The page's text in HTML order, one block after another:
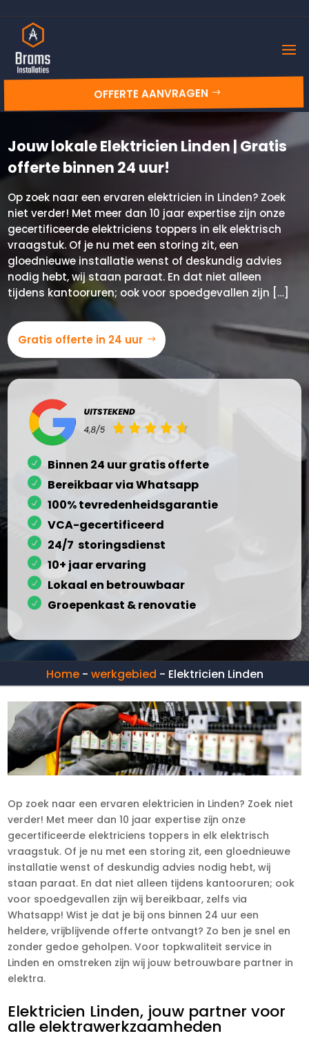
OFFERTE AANVRAGEN
Jouw lokale Elektricien Linden | Gratis
offerte binnen 24 uur!
Op zoek naar een ervaren elektricien in Linden? Zoek
niet verder! Met meer dan 10 jaar expertise zijn onze
gecertificeerde elektriciens toppers in elk elektrisch
vraagstuk. Of je nu met een storing zit, een
gloednieuwe installatie wenst of deskundig advies
nodig hebt, wij staan paraat. En dat niet alleen
tijdens kantooruren; ook voor spoedgevallen zijn […]
Gratis offerte in 24 uur
Binnen 24 uur gratis offerte
Bereikbaar via Whatsapp
100% tevredenheidsgarantie
VCA-gecertificeerd
24/7 storingsdienst
10+ jaar ervaring
Lokaal en betrouwbaar
Groepenkast & renovatie
Home- werkgebied - Elektricien Linden
Op zoek naar een ervaren elektricien in Linden? Zoek niet
verder! Met meer dan 10 jaar expertise zijn onze
gecertificeerde elektriciens toppers in elk elektrisch
vraagstuk. Of je nu met een storing zit, een gloednieuwe
installatie wenst of deskundig advies nodig hebt, wij
staan paraat. En dat niet alleen tijdens kantooruren; ook
voor spoedgevallen zijn wij bereikbaar, zelfs via
Whatsapp! Wist je dat je bij ons binnen 24 uur een
heldere, vrijblijvende offerte ontvangt? Zo ben je snel en
zonder gedoe geholpen. Voor topkwaliteit service in
Linden en omstreken zijn wij jouw betrouwbare partner in
elektra.
Elektricien Linden, jouw partner voor
alle elektrawerkzaamheden